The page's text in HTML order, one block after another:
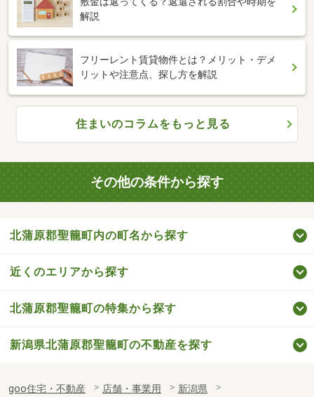
解説
フリーレント賃貸物件とは？メリット・デメ
リットや注意点、探し方を解説
住まいのコラムをもっと見る
その他の条件から探す
北蒲原郡聖籠町内の町名から探す
近くのエリアから探す
北蒲原郡聖籠町の特集から探す
新潟県北蒲原郡聖籠町の不動産を探す
goo住宅・不動産 店舗・事業用
新潟県